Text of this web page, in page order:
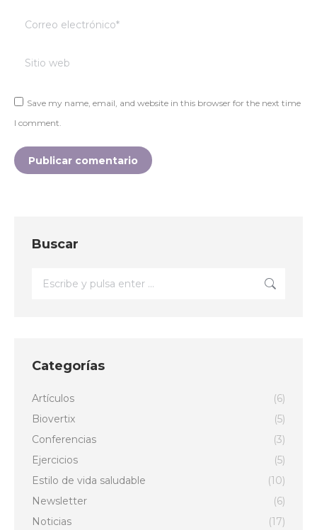
Correo electrónico *
Sitio web
Save my name, email, and website in this browser for the next time
I comment.
Publicar comentario
Buscar
Buscar:
Categorías
Artículos
(6)
Biovertix
(5)
Conferencias
(3)
Ejercicios
(5)
Estilo de vida saludable
(10)
Newsletter
(6)
Noticias
(17)